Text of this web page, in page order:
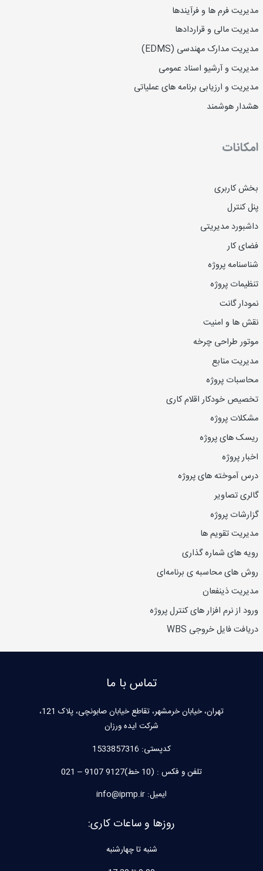
مدیریت فرم ها و فرآیندها
مدیریت مالی و قراردادها
مدیریت مدارک مهندسی (EDMS)
مدیریت و آرشیو اسناد عمومی
مدیریت و ارزیابی برنامه های عملیاتی
هشدار هوشمند
امکانات
بخش کاربری
پنل کنترل
داشبورد مدیریتی
فضای کار
شناسنامه پروژه
تنظیمات پروژه
نمودار گانت
نقش ها و امنیت
موتور طراحی چرخه
مدیریت منابع
محاسبات پروژه
تخصیص خودکار اقلام کاری
مشکلات پروژه
ریسک های پروژه
اخبار پروژه
درس آموخته های پروژه
گالری تصاویر
گزارشات پروژه
مدیریت تقویم ها
رویه های شماره گذاری
روش های محاسبه ی برنامه‌ای
مدیریت ذینفعان
ورود از نرم افزار های کنترل پروژه
دریافت فایل خروجی WBS
تماس با ما
تهران، خیابان خرمشهر، تقاطع خیابان صابونچی، پلاک 121،
شرکت ایده ورزان
کدپستی: 1533857316
تلفن و فکس : (10 خط)9127 9107 – 021
ایمیل: info@ipmp.ir
روزها و ساعات کاری:
شنبه تا چهارشنبه